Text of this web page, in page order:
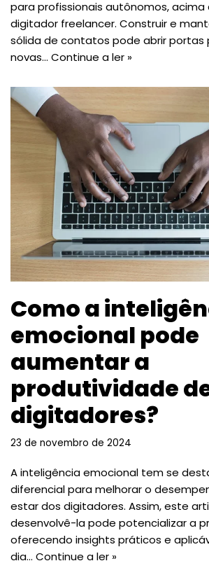
para profissionais autônomos,
digitador freelancer. Construir e
sólida de contatos pode abrir portas
novas… Continue a ler »
Como a
emocional pode
aumentar a
produtividade
digitadores?
23 de novembro de 2024
A inteligência emocional tem se
diferencial para melhorar o
estar dos digitadores. Assim, este
desenvolvê-la pode potencializar a
oferecendo insights práticos e
dia… Continue a ler »